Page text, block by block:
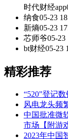
时代财经app
纳食05-23
新熵05-23
芯师爷05-23
bt财经05-23
精彩推荐
“520”登记
风电龙头频
中国批准微
市场【附游
2023年中国